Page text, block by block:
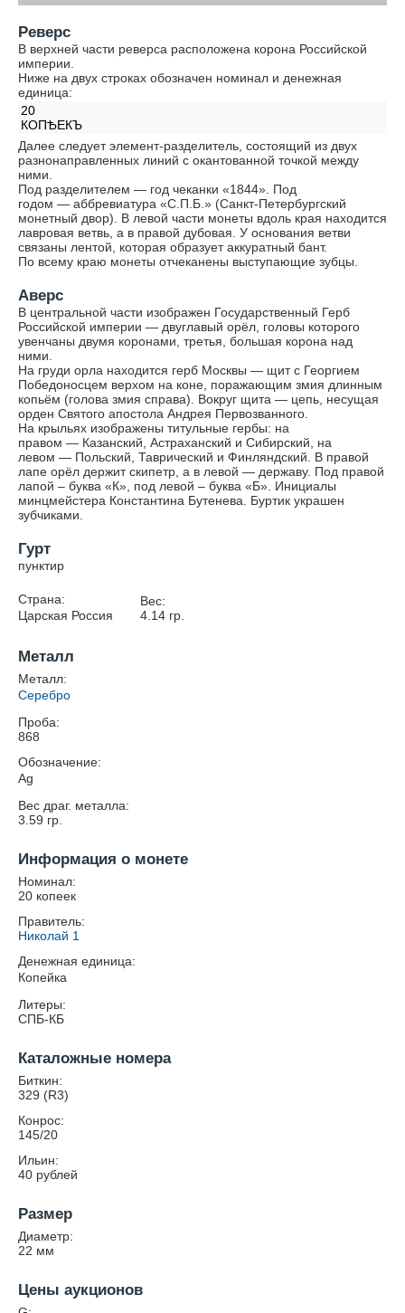
Реверс
В верхней части реверса расположена корона Российской
империи.
Ниже на двух строках обозначен номинал и денежная
единица:
20
КОПѢЕКЪ
Далее следует элемент-разделитель, состоящий из двух
разнонаправленных линий с окантованной точкой между
ними.
Под разделителем — год чеканки «1844». Под
годом — аббревиатура «С.П.Б.» (Санкт-Петербургский
монетный двор). В левой части монеты вдоль края находится
лавровая ветвь, а в правой дубовая. У основания ветви
связаны лентой, которая образует аккуратный бант.
По всему краю монеты отчеканены выступающие зубцы.
Аверс
В центральной части изображен Государственный Герб
Российской империи — двуглавый орёл, головы которого
увенчаны двумя коронами, третья, большая корона над
ними.
На груди орла находится герб Москвы — щит с Георгием
Победоносцем верхом на коне, поражающим змия длинным
копьём (голова змия справа). Вокруг щита — цепь, несущая
орден Святого апостола Андрея Первозванного.
На крыльях изображены титульные гербы: на
правом — Казанский, Астраханский и Сибирский, на
левом — Польский, Таврический и Финляндский. В правой
лапе орёл держит скипетр, а в левой — державу. Под правой
лапой – буква «К», под левой – буква «Б». Инициалы
минцмейстера Константина Бутенева. Буртик украшен
зубчиками.
Гурт
пунктир
Страна:
Царская Россия
Вес:
4.14гр.
Металл
Металл:
Серебро
Проба:
868
Обозначение:
Ag
Вес драг. металла:
3.59 гр.
Информация о монете
Номинал:
20 копеек
Правитель:
Николай 1
Денежная единица:
Копейка
Литеры:
СПБ-КБ
Каталожные номера
Биткин:
329 (R3)
Конрос:
145/20
Ильин:
40 рублей
Размер
Диаметр:
22 мм
Цены аукционов